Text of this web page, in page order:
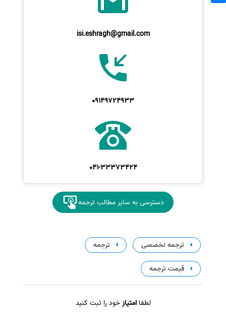
isi.eshragh@gmail.com
09149724933
041-33373424
دسترسی به سایر مطالب ترجمه
ترجمه تخصصی ترجمه
قیمت ترجمه
لطفاامتیازخود را ثبت کنید